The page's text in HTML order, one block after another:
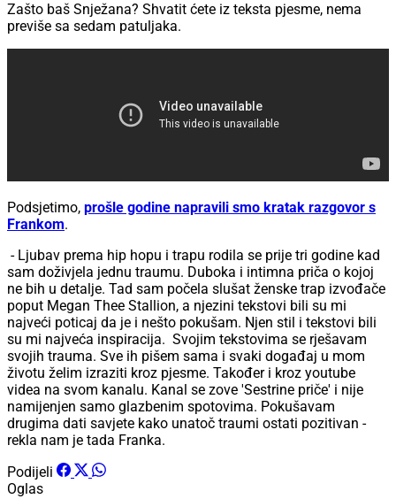
Zašto baš Snježana? Shvatit ćete iz teksta pjesme, nema
previše sa sedam patuljaka.
Podsjetimo, prošle godine napravili smo kratak razgovor s
Frankom.
- Ljubav prema hip hopu i trapu rodila se prije tri godine kad
sam doživjela jednu traumu. Duboka i intimna priča o kojoj
ne bih u detalje. Tad sam počela slušat ženske trap izvođače
poput Megan Thee Stallion, a njezini tekstovi bili su mi
najveći poticaj da je i nešto pokušam. Njen stil i tekstovi bili
su mi najveća inspiracija. Svojim tekstovima se rješavam
svojih trauma. Sve ih pišem sama i svaki događaj u mom
životu želim izraziti kroz pjesme. Također i kroz youtube
videa na svom kanalu. Kanal se zove 'Sestrine priče' i nije
namijenjen samo glazbenim spotovima. Pokušavam
drugima dati savjete kako unatoč traumi ostati pozitivan -
rekla nam je tada Franka.
Podijeli
Oglas